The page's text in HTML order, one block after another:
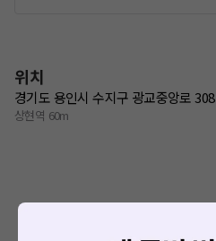
위치
경기도 용인시 수지구 광교중앙로 308
상현역 60m